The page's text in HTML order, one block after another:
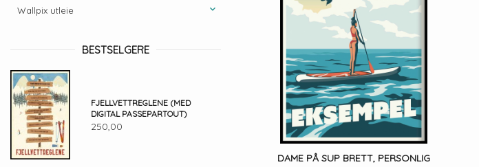
DAME PÅ SUP BRETT, PERSONLIG
Wallpix utleie
BESTSELGERE
FJELLVETTREGLENE (MED
DIGITAL PASSEPARTOUT)
250,00